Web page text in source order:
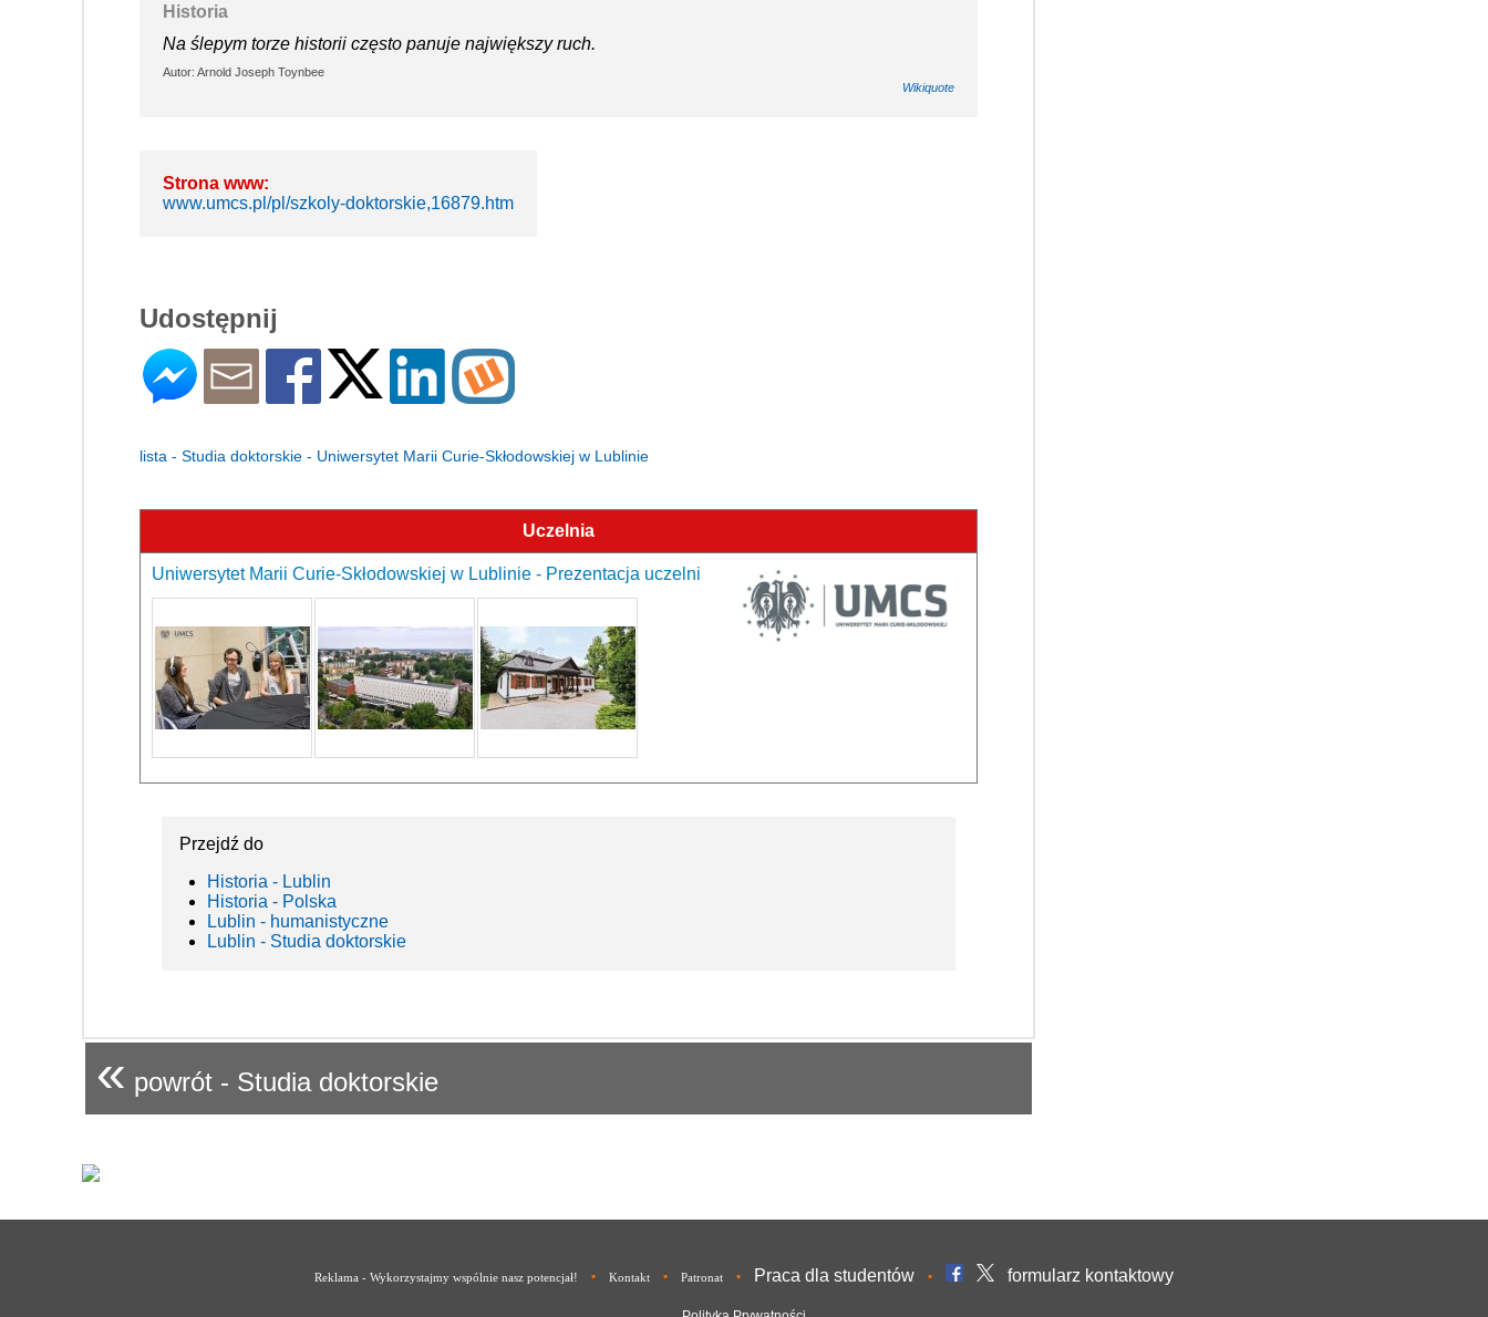
Historia
Na ślepym torze historii często panuje największy ruch.
Autor: Arnold Joseph Toynbee
Wikiquote
Strona www:
www.umcs.pl/pl/szkoly-doktorskie,16879.htm
Udostępnij
lista - Studia doktorskie - Uniwersytet Marii Curie-Skłodowskiej w Lublinie
Uczelnia
Uniwersytet Marii Curie-Skłodowskiej w Lublinie - Prezentacja uczelni
Przejdź do
Historia - Lublin
Historia - Polska
Lublin - humanistyczne
Lublin - Studia doktorskie
« powrót - Studia doktorskie
Reklama - Wykorzystajmy wspólnie nasz potencjał! • Kontakt • Patronat • Praca dla studentów • formularz kontaktowy